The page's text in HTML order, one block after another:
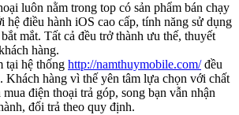
luôn nằm trong top có sản phẩm bán chạy
hệ điều hành iOS cao cấp, tính năng sử dụng
mắt. Tất cả đều trở thành ưu thế, thuyết
hàng.
tại hệ thống http://namthuymobile.com/đều
Khách hàng vì thế yên tâm lựa chọn với chất
điện thoại trả góp, song bạn vẫn nhận
đổi trả theo quy định.